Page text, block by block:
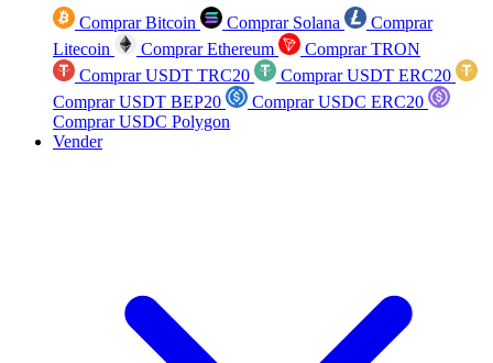
Comprar Bitcoin Comprar Solana
Comprar
Litecoin
Comprar Ethereum
Comprar TRON
Comprar USDT TRC20
Comprar USDT ERC20
Comprar USDT BEP20
Comprar USDC ERC20
Comprar USDC Polygon
Vender